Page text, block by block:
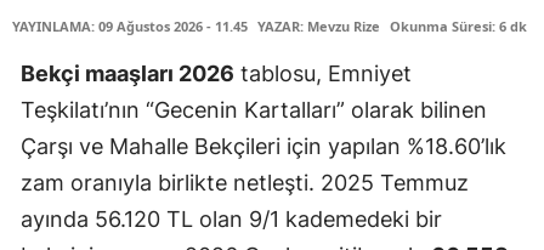
YAYINLAMA: 09 Ağustos 2026 - 11.45 YAZAR: Mevzu Rize Okunma Süresi: 6 dk
Bekçi maaşları 2026 tablosu, Emniyet
Teşkilatı’nın “Gecenin Kartalları” olarak bilinen
Çarşı ve Mahalle Bekçileri için yapılan %18.60’lık
zam oranıyla birlikte netleşti. 2025 Temmuz
ayında 56.120 TL olan 9/1 kademedeki bir